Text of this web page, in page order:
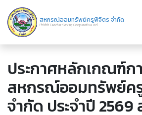
สหกรณ์ออมทรัพย์ครูพิจิตร จำกัด
Phichit Teacher Saving Cooperative Ltd.
ประกาศหลักเกณฑ์ก
สหกรณ์ออมทรัพย์ค
จำกัด ประจำปี 2569